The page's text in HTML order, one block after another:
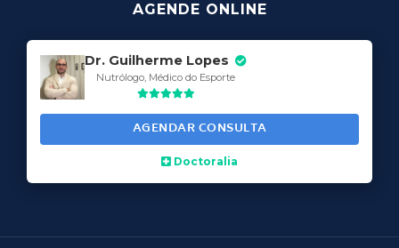
AGENDE ONLINE
Dr. Guilherme Lopes
Nutrólogo, Médico do Esporte
AGENDAR CONSULTA
Doctoralia